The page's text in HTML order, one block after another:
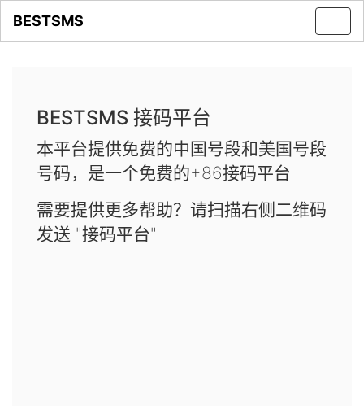
BESTSMS
BESTSMS 接码平台
本平台提供免费的中国号段和美国号段
号码，是一个免费的+86接码平台
需要提供更多帮助？请扫描右侧二维码
发送 "接码平台"